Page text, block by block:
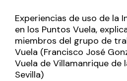
Experiencias de uso de la
en los Puntos Vuela,
miembros del grupo de
Vuela (Francisco José
Vuela de Villamanrique de
Sevilla)